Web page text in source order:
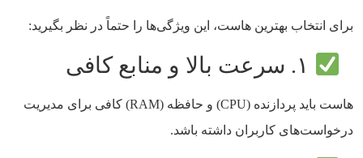
برای انتخاب بهترین هاست، این ویژگی‌ها را حتماً در نظر بگیرید:
هاست باید پردازنده (CPU) و حافظه (RAM) کافی برای مدیریت
درخواست‌های کاربران داشته باشد.